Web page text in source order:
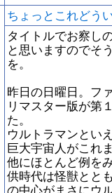
ちょっとこれどう
タイトルでお察し
と思いますのでそ
を。
昨日の日曜日。フ
リマスター版が第
た。
ウルトラマンとい
巨大宇宙人がこれ
他にほとんど例を
供時代は怪獣とと
の中心がまさにウ